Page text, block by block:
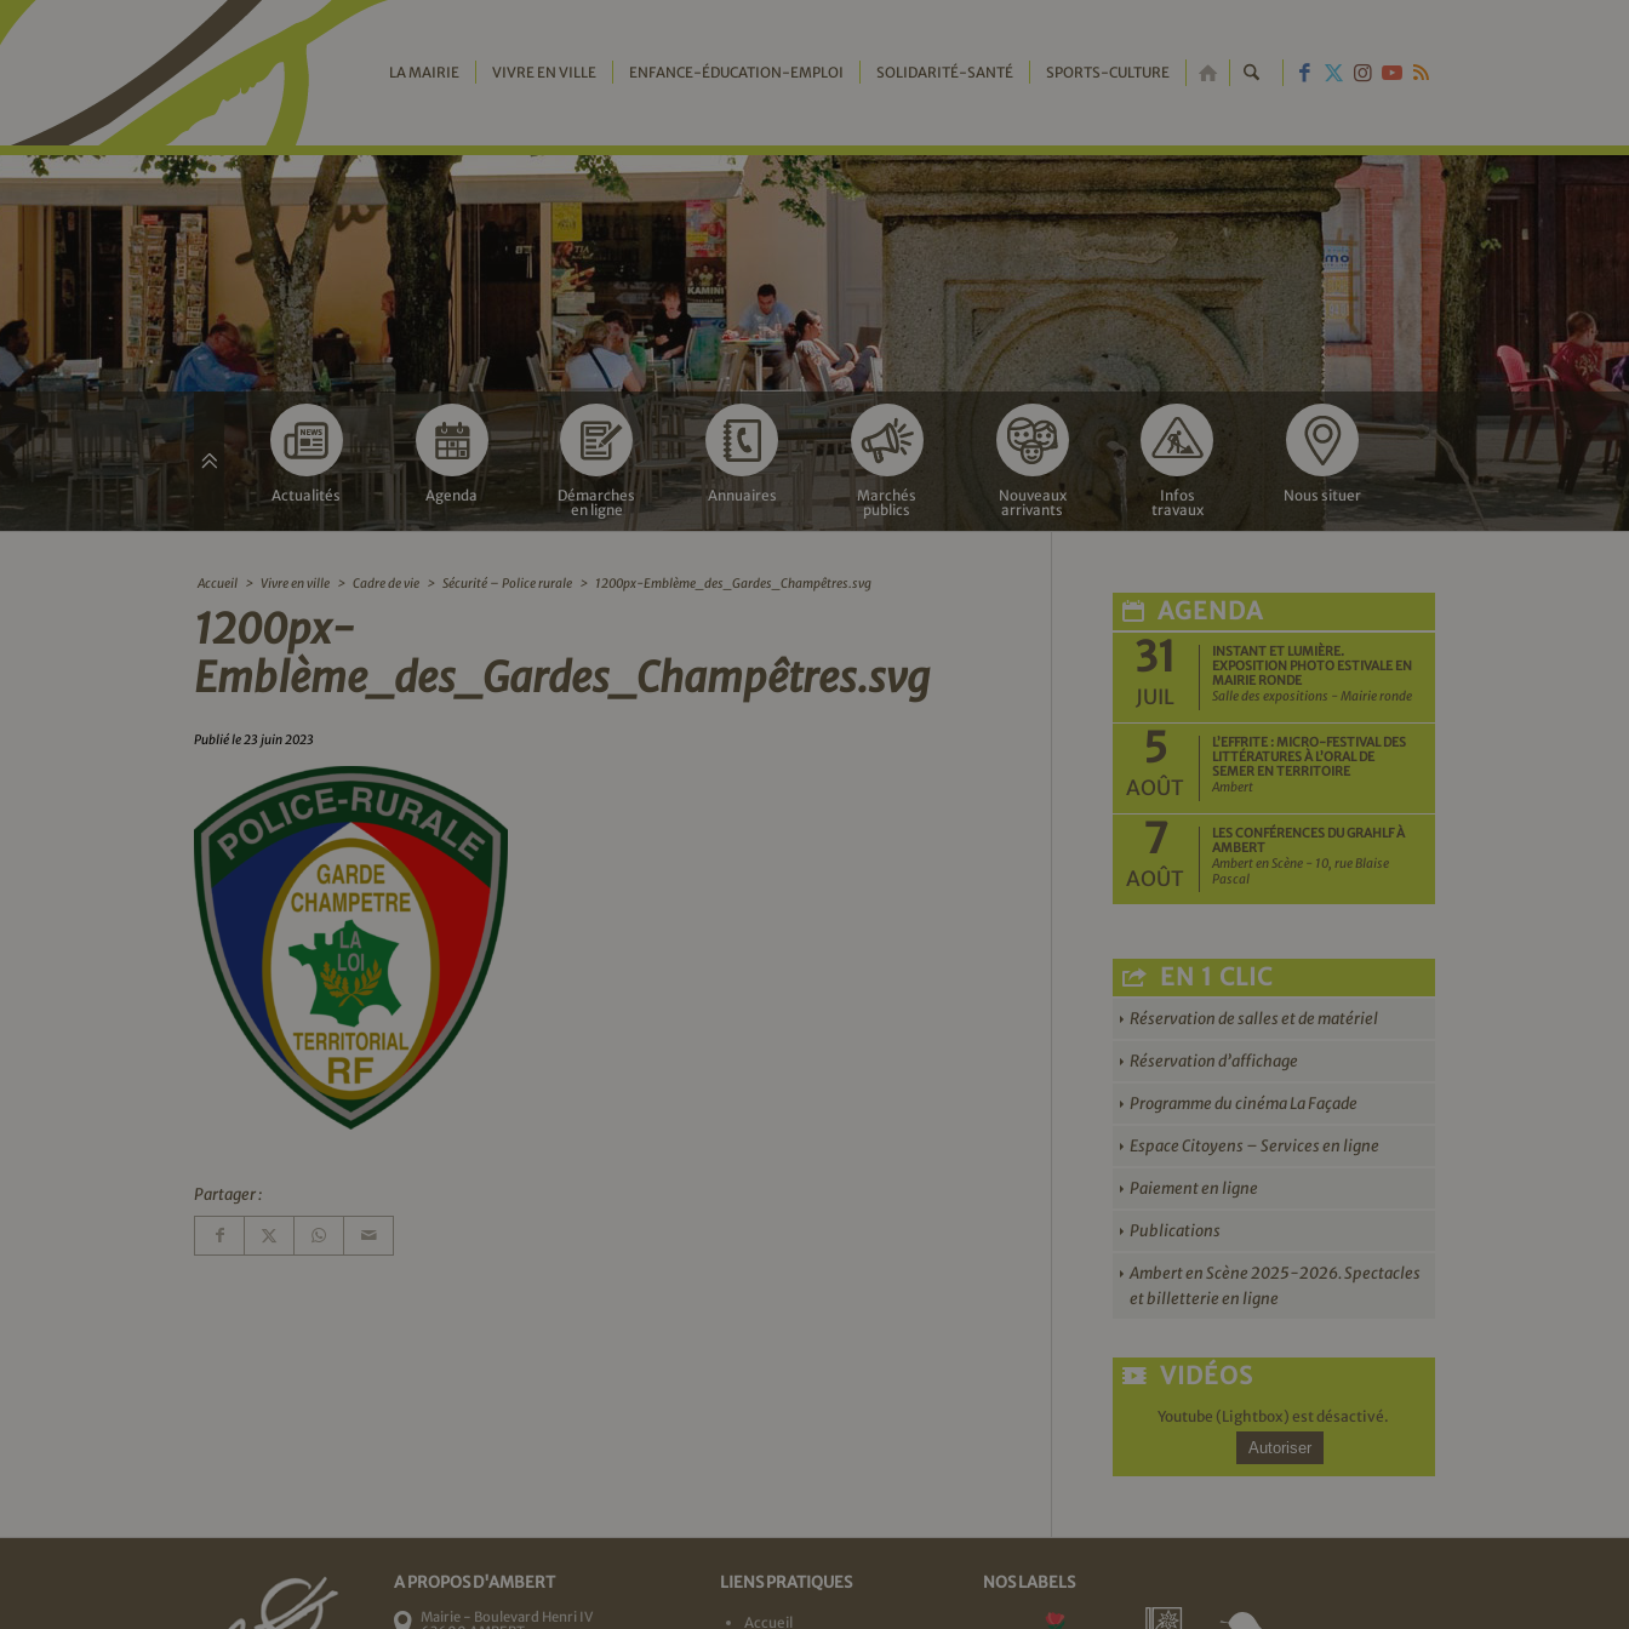
LA MAIRIE VIVRE EN VILLE ENFANCE-ÉDUCATION-EMPLOI SOLIDARITÉ-SANTÉ SPORTS-CULTURE RETOUR
À
L'ACCUEIL
Actualités Agenda
Démarches
en ligne
Annuaires
Marchés
publics
Nouveaux
arrivants
Infos
travaux
Nous situer
Accueil > Vivre en ville > Cadre de vie > Sécurité – Police rurale > 1200px-Emblème_des_Gardes_Champêtres.svg
1200px-
Emblème_des_Gardes_Champêtres.svg
Publié le 23 juin 2023
Partager :
AGENDA
31
JUIL
INSTANT ET LUMIÈRE.
EXPOSITION PHOTO ESTIVALE EN
MAIRIE RONDE
Salle des expositions - Mairie ronde
5
AOÛT
L’EFFRITE : MICRO-FESTIVAL DES
LITTÉRATURES À L’ORAL DE
SEMER EN TERRITOIRE
Ambert
7
AOÛT
LES CONFÉRENCES DU GRAHLF À
AMBERT
Ambert en Scène - 10, rue Blaise
Pascal
EN 1 CLIC
Réservation de salles et de matériel
Réservation d’affichage
Programme du cinéma La Façade
Espace Citoyens – Services en ligne
Paiement en ligne
Publications
Ambert en Scène 2025-2026. Spectacles
et billetterie en ligne
VIDÉOS
Youtube (Lightbox) est désactivé.
Autoriser
A PROPOS D'AMBERT
Mairie - Boulevard Henri IV
LIENS PRATIQUES
Accueil
NOS LABELS